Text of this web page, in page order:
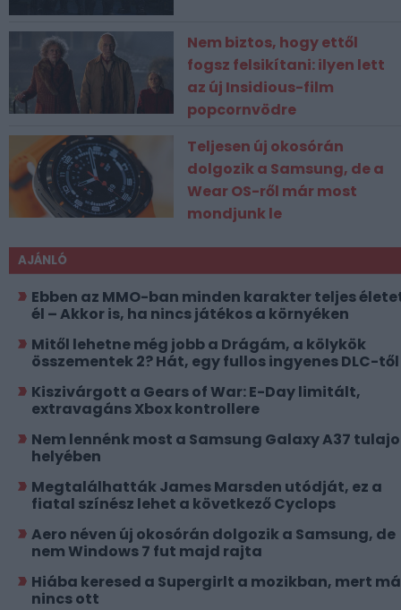
Nem biztos, hogy ettől
fogsz felsikítani: ilyen lett
az új Insidious-film
popcornvödre
Teljesen új okosórán
dolgozik a Samsung, de a
Wear OS-ről már most
mondjunk le
AJÁNLÓ
Ebben az MMO-ban minden karakter teljes
él – Akkor is, ha nincs játékos a környéken
Mitől lehetne még jobb a Drágám, a kölykök
összementek 2? Hát, egy fullos ingyenes DLC-
Kiszivárgott a Gears of War: E-Day limitált,
extravagáns Xbox kontrollere
Nem lennénk most a Samsung Galaxy A37
helyében
Megtalálhatták James Marsden utódját, ez a
fiatal színész lehet a következő Cyclops
Aero néven új okosórán dolgozik a Samsung, de
nem Windows 7 fut majd rajta
Hiába keresed a Supergirlt a mozikban, mert
nincs ott